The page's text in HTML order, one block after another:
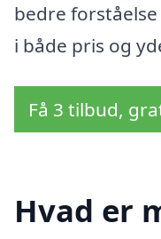
bedre
i både pris og
Få 3 tilbud,
Hvad er